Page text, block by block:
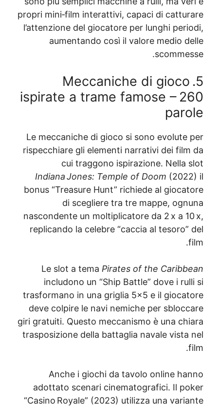
propri mini‑film interattivi, capaci di
l’attenzione del giocatore per lunghi
aumentando così il valore medio
5. Meccaniche di
ispirate a trame famose –
Le meccaniche di gioco si sono
rispecchiare gli elementi narrativi dei
cui traggono ispirazione.
Indiana Jones: Temple of Doom
bonus “Treasure Hunt” richiede al
di scegliere tra tre mappe,
nascondente un moltiplicatore da 2 x a
replicando la celebre “caccia al
Le slot a tema Pirates of the
includono un “Ship Battle” dove i
trasformano in una griglia 5×5 e il
deve colpire le navi nemiche per
giri gratuiti. Questo meccanismo è una
trasposizione della battaglia navale
Anche i giochi da tavolo online
adottato scenari cinematografici. Il
“Casino Royale” (2023) utilizza una